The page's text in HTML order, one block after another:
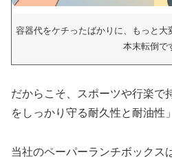
容器代をケチったばかりに、もっと大
本末転倒で
だからこそ、スポーツや行楽で
をしっかり守る耐久性と耐油性
当社のペーパーランチボックス